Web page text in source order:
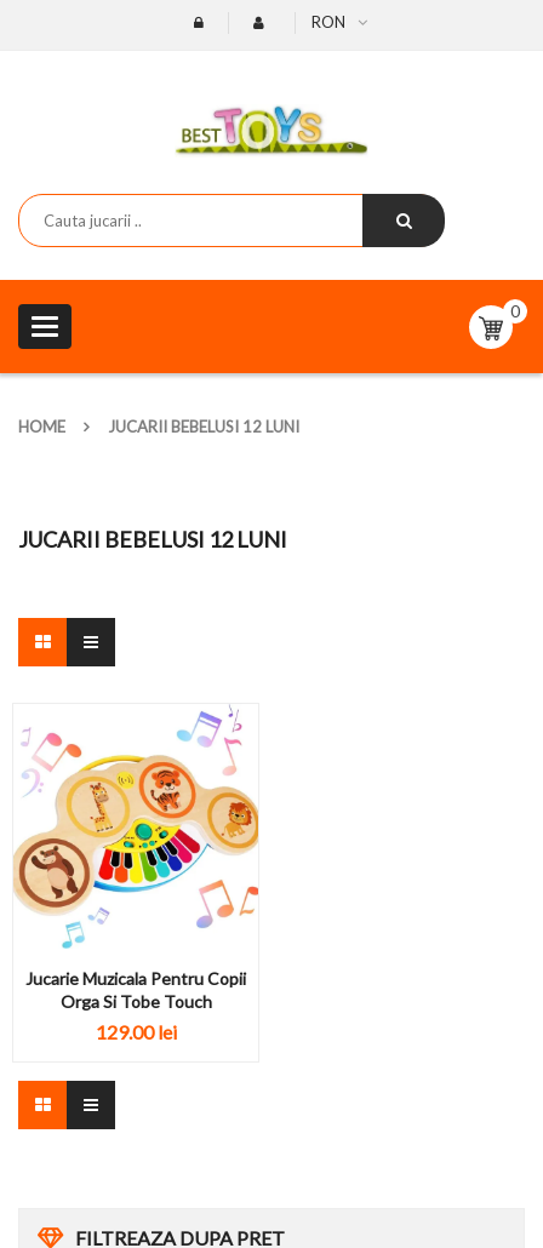
RON
Toggle
navigation
0
HOME JUCARII BEBELUSI 12 LUNI
FILTREAZA DUPA PRET
JUCARII BEBELUSI 12 LUNI
Jucarie Muzicala Pentru Copii
Orga Si Tobe Touch
129.00 lei